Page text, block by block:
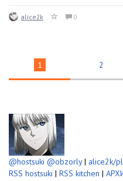
alice2k 0
1 2
@hostsuki @obzorly| alice2k/
RSS hostsuki | RSS kitchen |